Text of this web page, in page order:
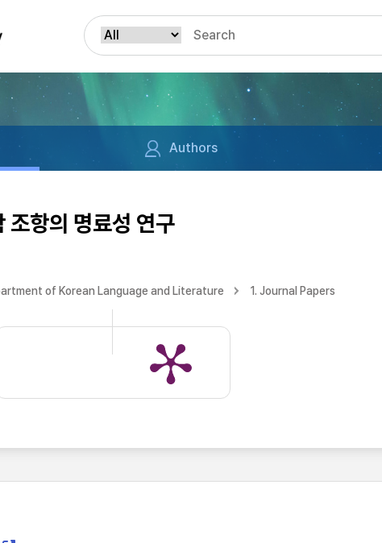
Authors
조항의 명료성 연구
of Korean Language and Literature 1. Journal Papers